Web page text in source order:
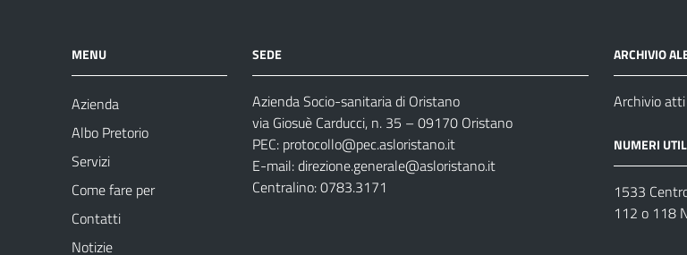
MENU
Azienda
Albo Pretorio
Servizi
Come fare per
Contatti
Notizie
SEDE
Azienda Socio-sanitaria di Oristano
via Giosuè Carducci, n. 35 – 09170 Oristano
PEC: protocollo@pec.asloristano.it
E-mail:direzione.generale@asloristano.it
Centralino: 0783.3171
ARCHIVIO
Archivio
NUMERI
1533
112 o 118